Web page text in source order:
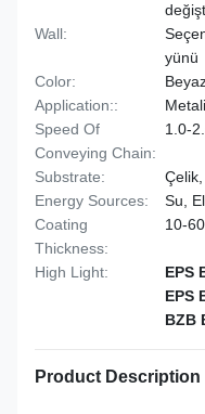
Wall:
yünü
Color:
Application::
Speed Of
Conveying Chain:
1.0-
Substrate:
Energy Sources:
Su,
Coating
Thickness:
10-
High Light: EPS
EPS
BZB
Product Description